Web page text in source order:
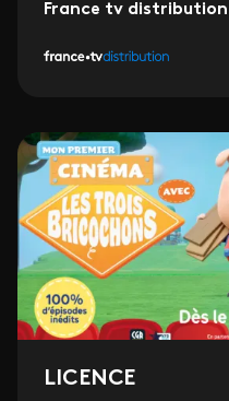
France tv distribution
LICENCE